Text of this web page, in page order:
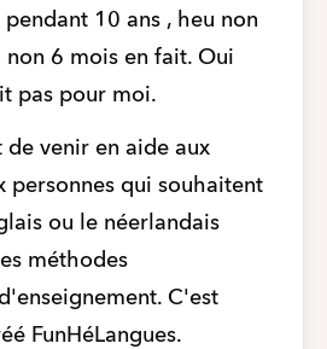
pendant 10 ans , heu non
non 6 mois en fait. Oui
pas pour moi.
de venir en aide aux
personnes qui souhaitent
ou le néerlandais
méthodes
C'est
FunHéLangues.